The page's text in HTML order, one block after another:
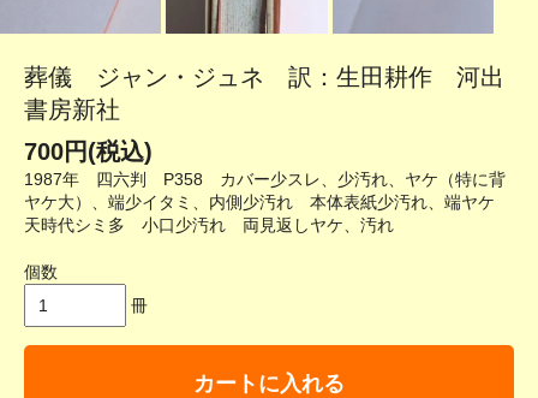
葬儀 ジャン・ジュネ 訳：生田耕作 河出
書房新社
700円(税込)
1987年 四六判 P358 カバー少スレ、少汚れ、ヤケ（特に背
ヤケ大）、端少イタミ、内側少汚れ 本体表紙少汚れ、端ヤケ
天時代シミ多 小口少汚れ 両見返しヤケ、汚れ
個数
冊
カートに入れる